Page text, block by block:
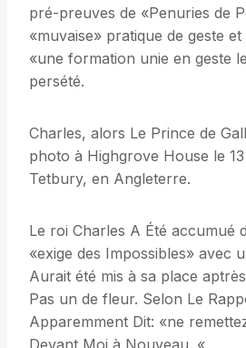
pré-preuves de «Penuries de
«muvaise» pratique de geste
«une formation unie en geste
persété.
Charles, alors Le Prince de
photo à Highgrove House le
Tetbury, en Angleterre.
Le roi Charles A Été accumué
«exige des Impossibles» avec
Aurait été mis à sa place
Pas un de fleur. Selon Le
Apparemment Dit: «ne